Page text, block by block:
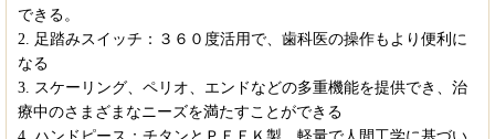
できる。
2. 足踏みスイッチ：３６０度活用で、歯科医の操作もより便利に
なる
3. スケーリング、ペリオ、エンドなどの多重機能を提供でき、治
療中のさまざまなニーズを満たすことができる